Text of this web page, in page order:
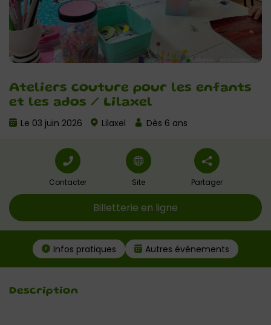
Ateliers couture pour les enfants
et les ados / Lilaxel
Le 03 juin 2026 Lilaxel Dès 6 ans
Contacter Site Partager
Billetterie en ligne
Infos pratiques Autres événements
Description